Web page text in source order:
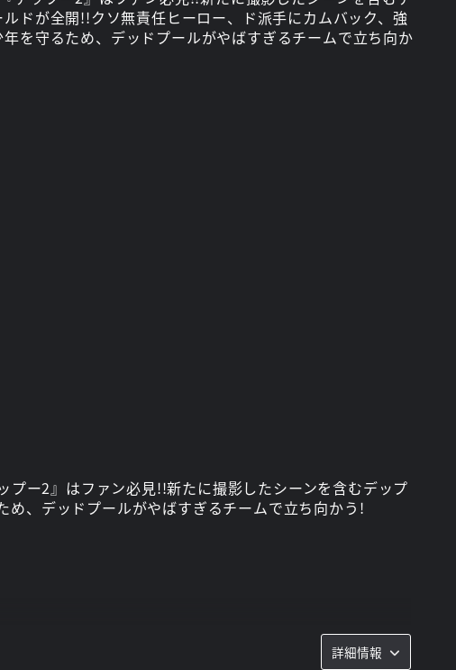
ルドが全開!!クソ無責任ヒーロー、ド派手にカムバック、強
を守るため、デッドプールがやばすぎるチームで立ち向か
ー2』はファン必見!!新たに撮影したシーンを含むデップ
、デッドプールがやばすぎるチームで立ち向かう!
詳細情報